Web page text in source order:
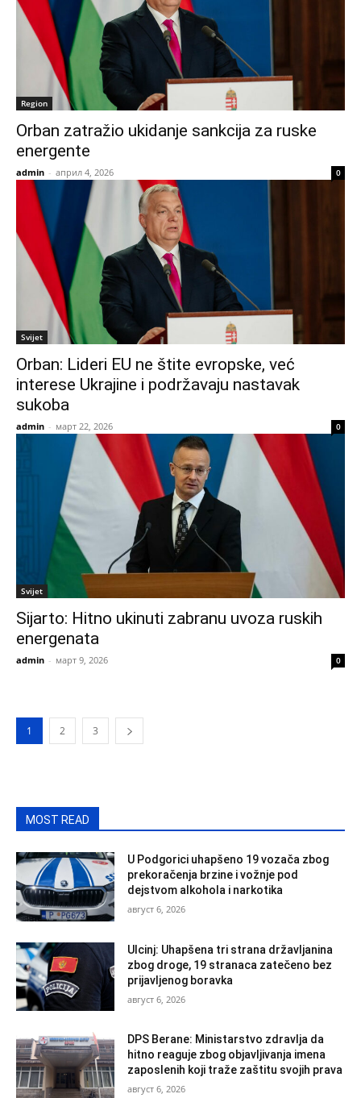
Region
Orban zatražio ukidanje sankcija za ruske
energente
admin - април 4, 2026 0
Svijet
Orban: Lideri EU ne štite evropske, već
interese Ukrajine i podržavaju nastavak
sukoba
admin - март 22, 2026 0
Svijet
Sijarto: Hitno ukinuti zabranu uvoza ruskih
energenata
admin - март 9, 2026 0
1 2 3
MOST READ
U Podgorici uhapšeno 19 vozača zbog
prekoračenja brzine i vožnje pod
dejstvom alkohola i narkotika
август 6, 2026
Ulcinj: Uhapšena tri strana državljanina
zbog droge, 19 stranaca zatečeno bez
prijavljenog boravka
август 6, 2026
DPS Berane: Ministarstvo zdravlja da
hitno reaguje zbog objavljivanja imena
zaposlenih koji traže zaštitu svojih prava
август 6, 2026